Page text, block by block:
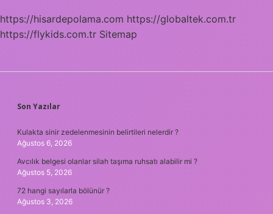
https://hisardepolama.com https://globaltek.com.tr
https://flykids.com.tr Sitemap
SIDEBAR
Son Yazılar
Kulakta sinir zedelenmesinin belirtileri nelerdir ?
Ağustos 6, 2026
Avcılık belgesi olanlar silah taşıma ruhsatı alabilir mi ?
Ağustos 5, 2026
72 hangi sayılarla bölünür ?
Ağustos 3, 2026